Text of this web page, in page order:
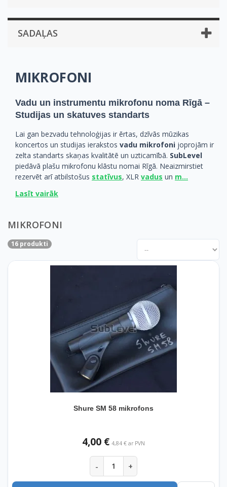
SADAĻAS
MIKROFONI
Vadu un instrumentu mikrofonu noma Rīgā –
Studijas un skatuves standarts
Lai gan bezvadu tehnoloģijas ir ērtas, dzīvās mūzikas
koncertos un studijas ierakstos vadu mikrofoni joprojām ir
zelta standarts skaņas kvalitātē un uzticamībā. SubLevel
piedāvā plašu mikrofonu klāstu nomai Rīgā. Neaizmirstiet
rezervēt arī atbilstošus statīvus, XLR vadus un m…
Lasīt vairāk
MIKROFONI
16 produkti
Shure SM 58 mikrofons
4,00 € 4,84 € ar PVN
- +